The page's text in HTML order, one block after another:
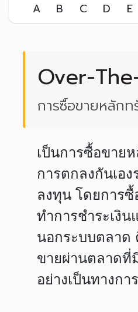
A B C D E
Over-
(OTC)
การซื้อขายหลัก
เป็นการซื้อขาย
การตกลงกันเอง
ลงทุน โดยการ
ทำการชำระเงิ
นอกระบบตลาด
ขายผ่านตลาดที่
อย่างเป็นทางการ